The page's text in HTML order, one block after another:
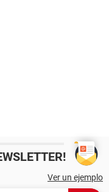
Ver un ejemplo